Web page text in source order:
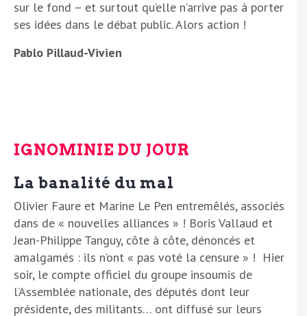
sur le fond – et surtout qu’elle n’arrive pas à porter
ses idées dans le débat public. Alors action !
Pablo Pillaud-Vivien
IGNOMINIE DU JOUR
La banalité du mal
Olivier Faure et Marine Le Pen entremêlés, associés
dans de « nouvelles alliances » ! Boris Vallaud et
Jean-Philippe Tanguy, côte à côte, dénoncés et
amalgamés : ils n’ont « pas voté la censure » ! Hier
soir, le compte officiel du groupe insoumis de
l’Assemblée nationale, des députés dont leur
présidente, des militants… ont diffusé sur leurs